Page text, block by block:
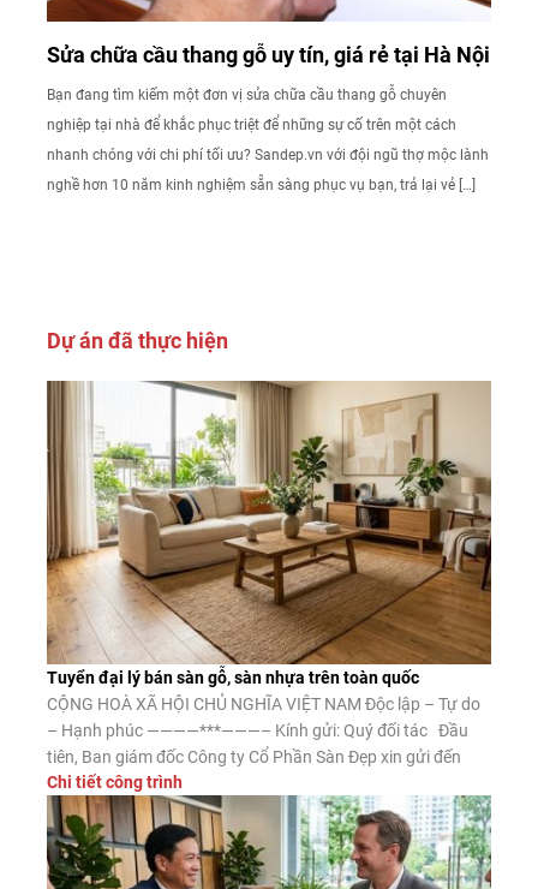
Sửa chữa cầu thang gỗ uy tín, giá rẻ tại Hà Nội
Bạn đang tìm kiếm một đơn vị sửa chữa cầu thang gỗ chuyên
nghiệp tại nhà để khắc phục triệt để những sự cố trên một cách
nhanh chóng với chi phí tối ưu? Sandep.vn với đội ngũ thợ mộc lành
nghề hơn 10 năm kinh nghiệm sẵn sàng phục vụ bạn, trả lại vẻ […]
Dự án đã thực hiện
Tuyển đại lý bán sàn gỗ, sàn nhựa trên toàn quốc
CỘNG HOÀ XÃ HỘI CHỦ NGHĨA VIỆT NAM Độc lập – Tự do
– Hạnh phúc ————***———– Kính gửi: Quý đối tác Đầu
tiên, Ban giám đốc Công ty Cổ Phần Sàn Đẹp xin gửi đến
Quý đối tác lời chào trân trọng, lời chúc may mắn và thành
công. Công ty CP Sàn […]
Chi tiết công trình